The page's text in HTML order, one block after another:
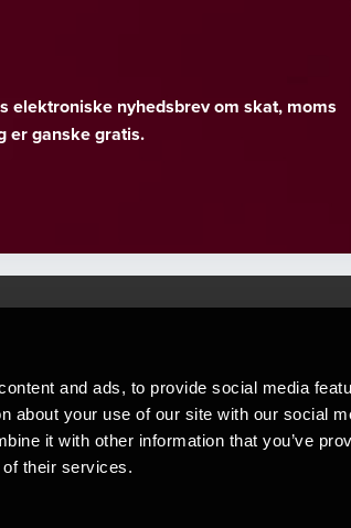
and ads, to provide social media
about your use of our site with our social
it with other information that you’ve
their services.
elektroniske nyhedsbrev om skat, moms
er ganske gratis.
Vi mener, at
Copyright © 2026
er medlem af BDO
BDO-netværk